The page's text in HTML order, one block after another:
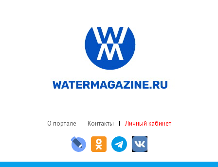
О портале Контакты Личный кабинет